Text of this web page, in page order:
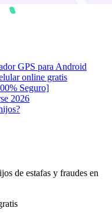
GPS para Android
online gratis
Seguro]
2026
de estafas y fraudes en